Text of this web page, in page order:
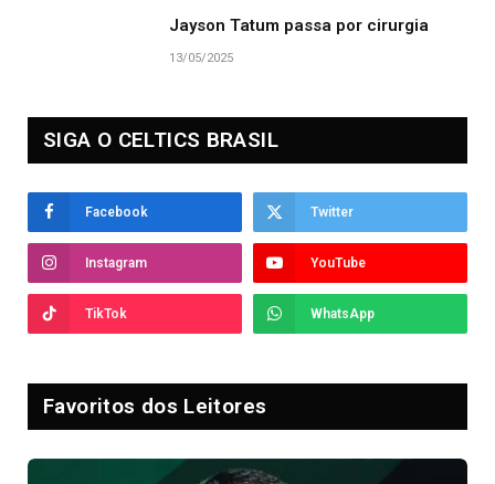
Jayson Tatum passa por cirurgia
13/05/2025
SIGA O CELTICS BRASIL
Facebook Twitter
Instagram YouTube
TikTok WhatsApp
Favoritos dos Leitores